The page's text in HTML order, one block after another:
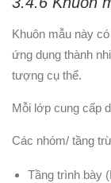
Khuôn mẫu này
ứng dụng thành
tượng cụ thể.
Mỗi lớp cung cấp
Các nhóm/ tầng
Tầng trình bày